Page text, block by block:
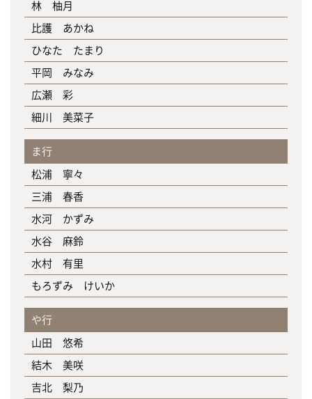
林 柚月
比護 あかね
ひなた たまり
平岡 みなみ
広瀬 彩
細川 美菜子
ま行
松浦 寧々
三浦 春香
水河 かずみ
水谷 麻鈴
水村 有里
もろずみ けいか
や行
山田 悠希
結木 美咲
吉北 梨乃